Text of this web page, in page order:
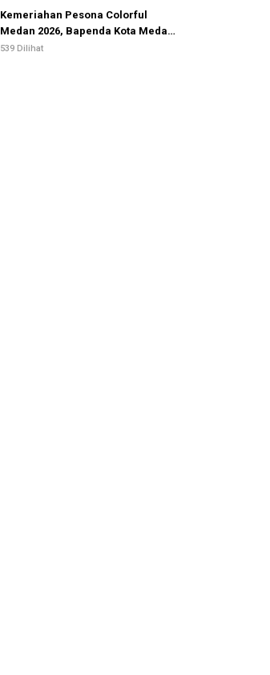
Kemeriahan Pesona Colorful
Medan 2026, Bapenda Kota Medan
Undi Hadiah Gebyar PBB dan
539 Dilihat